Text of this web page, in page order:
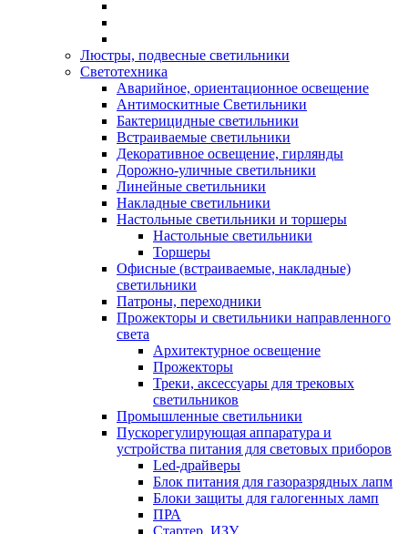
Люстры, подвесные светильники
Светотехника
Аварийное, ориентационное освещение
Антимоскитные Светильники
Бактерицидные светильники
Встраиваемые светильники
Декоративное освещение, гирлянды
Дорожно-уличные светильники
Линейные светильники
Накладные светильники
Настольные светильники и торшеры
Настольные светильники
Торшеры
Офисные (встраиваемые, накладные)
светильники
Патроны, переходники
Прожекторы и светильники направленного
света
Архитектурное освещение
Прожекторы
Треки, аксессуары для трековых
светильников
Промышленные светильники
Пускорегулирующая аппаратура и
устройства питания для световых приборов
Led-драйверы
Блок питания для газоразрядных лапм
Блоки защиты для галогенных ламп
ПРА
Стартер, ИЗУ